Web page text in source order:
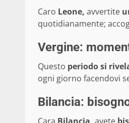
Caro Leone, avvertite
quotidianamente;
Vergine:
Questo periodo si
ogni giorno facendovi
Bilancia: